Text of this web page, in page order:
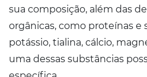
sua composição, além das
orgânicas, como proteínas e
potássio, tialina, cálcio,
uma dessas substâncias